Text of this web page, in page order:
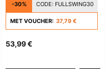
-30% CODE: FULLSWING30
MET VOUCHER: 37,79 €
53,99 €